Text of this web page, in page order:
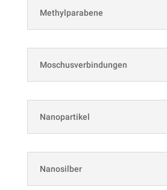
Methylparabene
Moschusverbindungen
Nanopartikel
Nanosilber